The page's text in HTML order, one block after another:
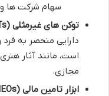
سهام شرکت ها و
توکن های غیرمثلی (NFTs):
دارایی منحصر به
است، مانند آثار
مجازی.
ابزار تامین مالی (ICOs/IEOs):